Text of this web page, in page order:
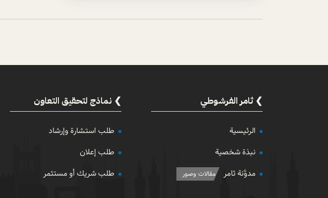
ثامر الفرشوطي
الرئيسية
نبذة شخصية
مدوَّنة ثامر
مقالات وصور
نماذج لتحقيق التعاون
طلب استشارة وإرشاد
طلب إعلان
طلب شريك أو مستثمر